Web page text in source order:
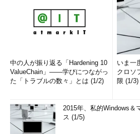
中の人が振り返る「Hardening 10
ValueChain」――学びにつながっ
た「トラブルの数々」とは (1/2)
いま一
クロソ
限 (1/3)
2015年、私的Windows＆
ス (1/5)